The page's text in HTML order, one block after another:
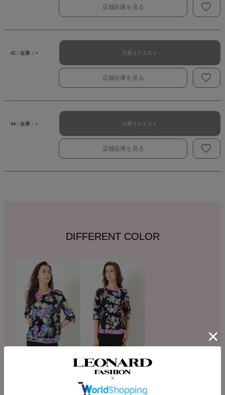
店舗在庫を見る
42 / 在庫：× 入荷リクエスト
店舗在庫を見る
44 / 在庫：× 入荷リクエスト
店舗在庫を見る
DIFFERENT COLOR